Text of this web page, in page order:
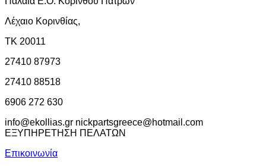
Λέχαιο Κορινθίας,
ΤΚ 20011
27410 87973
27410 88518
6906 272 630
info@ekollias.gr nickpartsgreece@hotmail.com
ΕΞΥΠΗΡΕΤΗΣΗ ΠΕΛΑΤΩΝ
Επικοινωνία